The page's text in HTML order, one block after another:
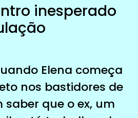
inesperado
Elena começa
nos bastidores de
saber que o ex, um